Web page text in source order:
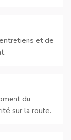
et de
du
sur la route.